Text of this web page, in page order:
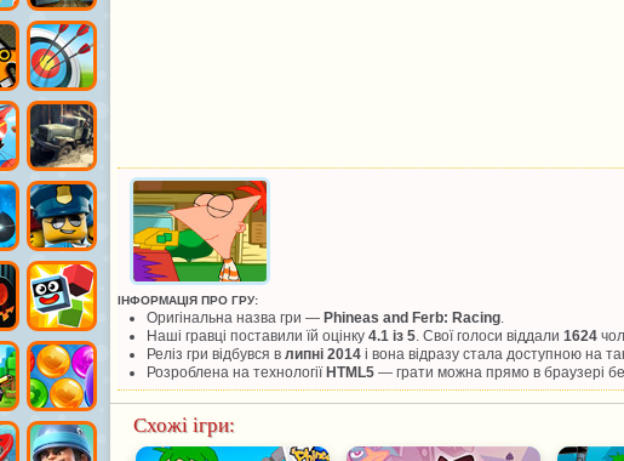
ІНФОРМАЦІЯ ПРО ГРУ:
Оригінальна назва гри — Phineas and Ferb: Racing
Наші гравці поставили їй оцінку 4.1 із 5 . Свої голоси віддали 1624
Реліз гри відбувся в липні 2014 і вона відразу стала доступною на
Розроблена на технологіїHTML5 — грати можна прямо в браузері
Схожі ігри: